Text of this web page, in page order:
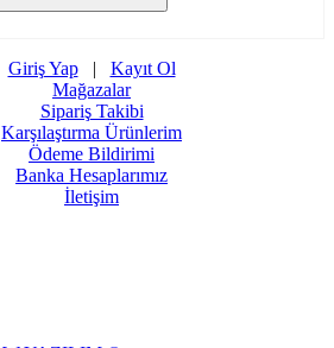
Giriş Yap| Kayıt Ol
Mağazalar
Sipariş Takibi
Karşılaştırma Ürünlerim
Ödeme Bildirimi
Banka Hesaplarımız
İletişim